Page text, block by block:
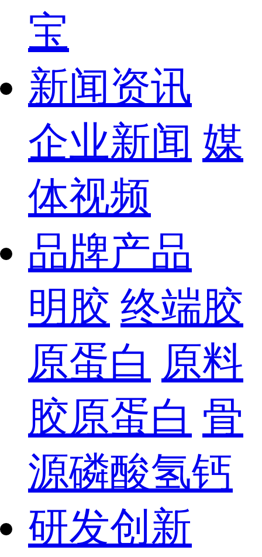
宝
新闻资讯
企业新闻 媒
体视频
品牌产品
明胶 终端胶
原蛋白 原料
胶原蛋白 骨
源磷酸氢钙
研发创新